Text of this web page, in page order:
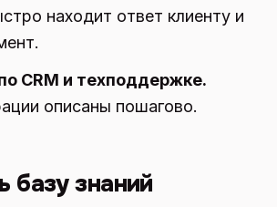
находит ответ клиенту и
CRM и техподдержке.
описаны пошагово.
базу знаний